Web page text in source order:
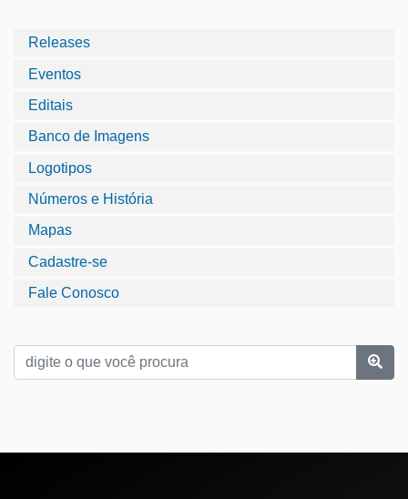
Releases
Eventos
Editais
Banco de Imagens
Logotipos
Números e História
Mapas
Cadastre-se
Fale Conosco